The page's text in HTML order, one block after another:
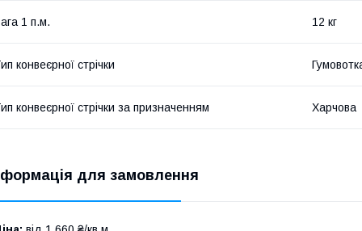
1 п.м. 12 кг
конвеєрної стрічки
конвеєрної стрічки за призначенням Харчова
для замовлення